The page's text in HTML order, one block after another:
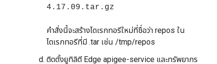
4.17.09.tar.gz
คำสั่งนี้จะสร้างไดเรกทอรีใหม่ที่ชื่อว่า repos ใน
ไดเรกทอรีที่มี .tar เช่น /tmp/repos
ติดตั้งยูทิลิตี Edge apigee-service และทรัพยากร